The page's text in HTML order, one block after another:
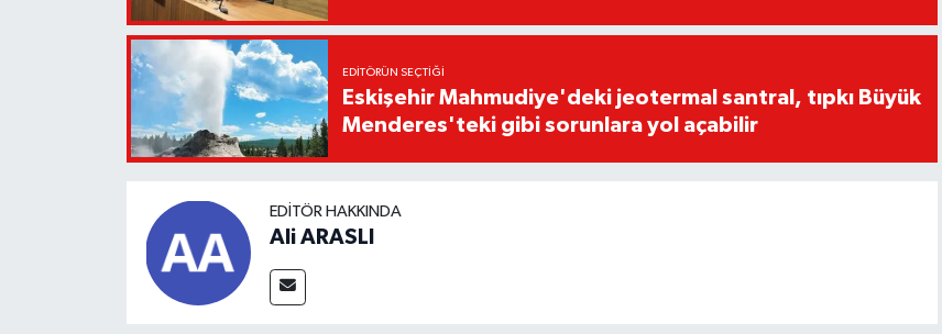
EDITÖRÜN SEÇTIĞI
Eskişehir Mahmudiye'deki jeotermal santral, tıpkı Büyük
Menderes'teki gibi sorunlara yol açabilir
EDITÖR HAKKINDA
Ali ARASLI